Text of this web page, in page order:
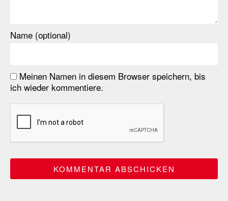
Name (optional)
Meinen Namen in diesem Browser speichern, bis
ich wieder kommentiere.